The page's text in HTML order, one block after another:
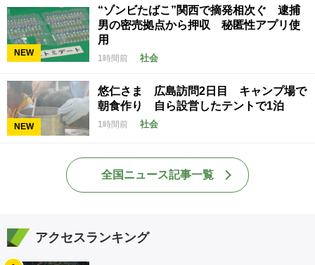
NEW
“ゾンビたばこ”関西で摘発相次ぐ 逮捕
男の密売拠点から押収 秘匿性アプリ使
用
1時間前 社会
NEW
悠仁さま 広島訪問2日目 キャンプ場で
朝食作り 自ら設営したテントで1泊
1時間前 社会
全国ニュース記事一覧
アクセスランキング